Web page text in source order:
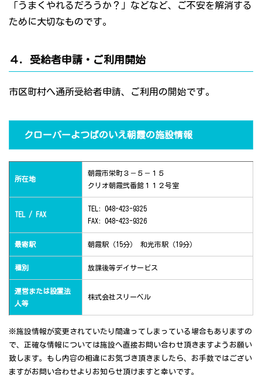
「うまくやれるだろうか？」などなど、ご不安を解消する
ために大切なものです。
４．受給者申請・ご利用開始
市区町村へ通所受給者申請、ご利用の開始です。
クローバーよつばのいえ朝霞の施設情報
所在地
朝霞市栄町３－５－１５
クリオ朝霞弐番館１１２号室
TEL / FAX
TEL: 048-423-9325
FAX: 048-423-9326
最寄駅 朝霞駅（15分） 和光市駅（19分）
種別 放課後等デイサービス
運営または設置法
人等
株式会社スリーベル
※施設情報が変更されていたり間違ってしまっている場合もありますの
で、正確な情報については施設へ直接お問い合わせ頂きますようお願い
致します。もし内容の相違にお気づき頂きましたら、お手数ではござい
ますがお問い合わせよりお知らせ頂けますと幸いです。